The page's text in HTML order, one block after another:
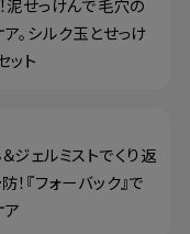
泥せっけんで毛穴の
。シルク玉とせっけ
ット
ジェルミストでくり返
！『フォーバック』で